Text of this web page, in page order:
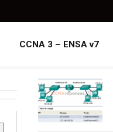
CCNA 3 – ENSA v7